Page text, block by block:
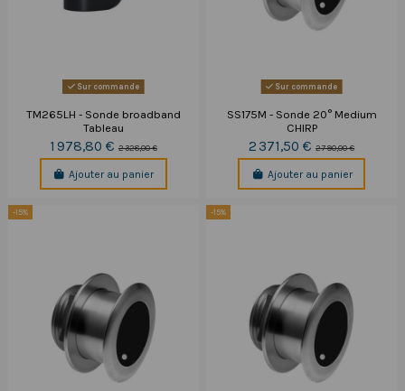
Sur commande
TM265LH - Sonde broadband
Tableau
1 978,80 € 2 328,00 €
Ajouter au panier
Sur commande
SS175M - Sonde 20° Medium
CHIRP
2 371,50 €2 790,00 €
Ajouter au panier
-15% -15%